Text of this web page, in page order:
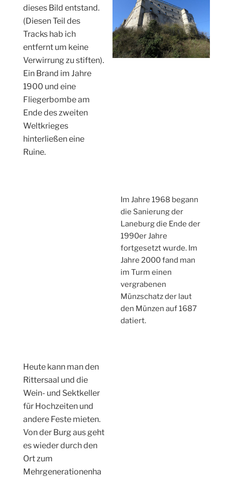
dieses Bild entstand.
(Diesen Teil des
Tracks hab ich
entfernt um keine
Verwirrung zu stiften).
Ein Brand im Jahre
1900 und eine
Fliegerbombe am
Ende des zweiten
Weltkrieges
hinterließen eine
Ruine.
Im Jahre 1968 begann
die Sanierung der
Laneburg die Ende der
1990er Jahre
fortgesetzt wurde. Im
Jahre 2000 fand man
im Turm einen
vergrabenen
Münzschatz der laut
den Münzen auf 1687
datiert.
Heute kann man den
Rittersaal und die
Wein- und Sektkeller
für Hochzeiten und
andere Feste mieten.
Von der Burg aus geht
es wieder durch den
Ort zum
Mehrgenerationenha